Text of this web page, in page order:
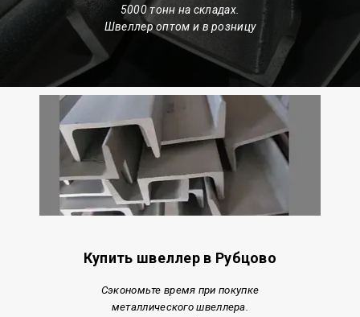
5000 тонн на складах.
Швеллер оптом и в розницу
Купить швеллер в Рубцово
Сэкономьте время при покупке
металлического швеллера.